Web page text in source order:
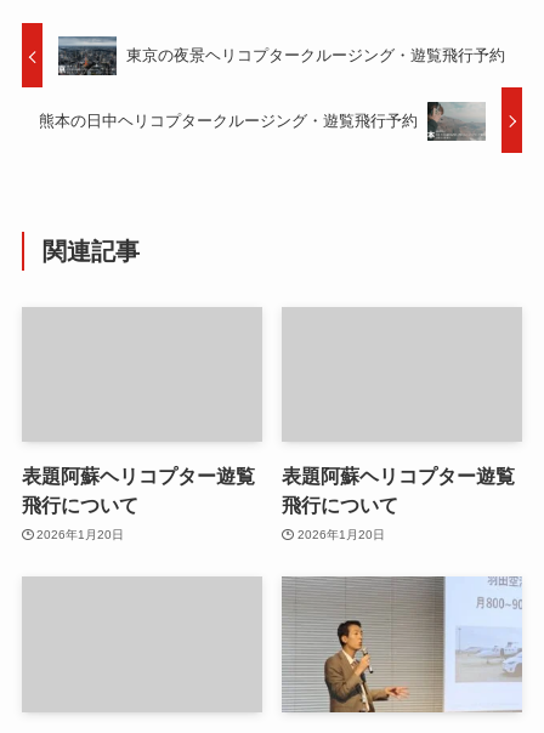
東京の夜景ヘリコプタークルージング・遊覧飛行予約
熊本の日中ヘリコプタークルージング・遊覧飛行予約
関連記事
表題阿蘇ヘリコプター遊覧
飛行について
2026年1月20日
表題阿蘇ヘリコプター遊覧
飛行について
2026年1月20日